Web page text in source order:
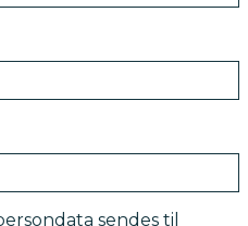
sendes til